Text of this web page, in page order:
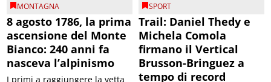
MONTAGNA
8 agosto 1786, la prima
ascensione del Monte
Bianco: 240 anni fa
nasceva l’alpinismo
I primi a raggiungere la vetta
SPORT
Trail: Daniel Thedy e
Michela Comola
firmano il Vertical
Brusson-Bringuez a
tempo di record